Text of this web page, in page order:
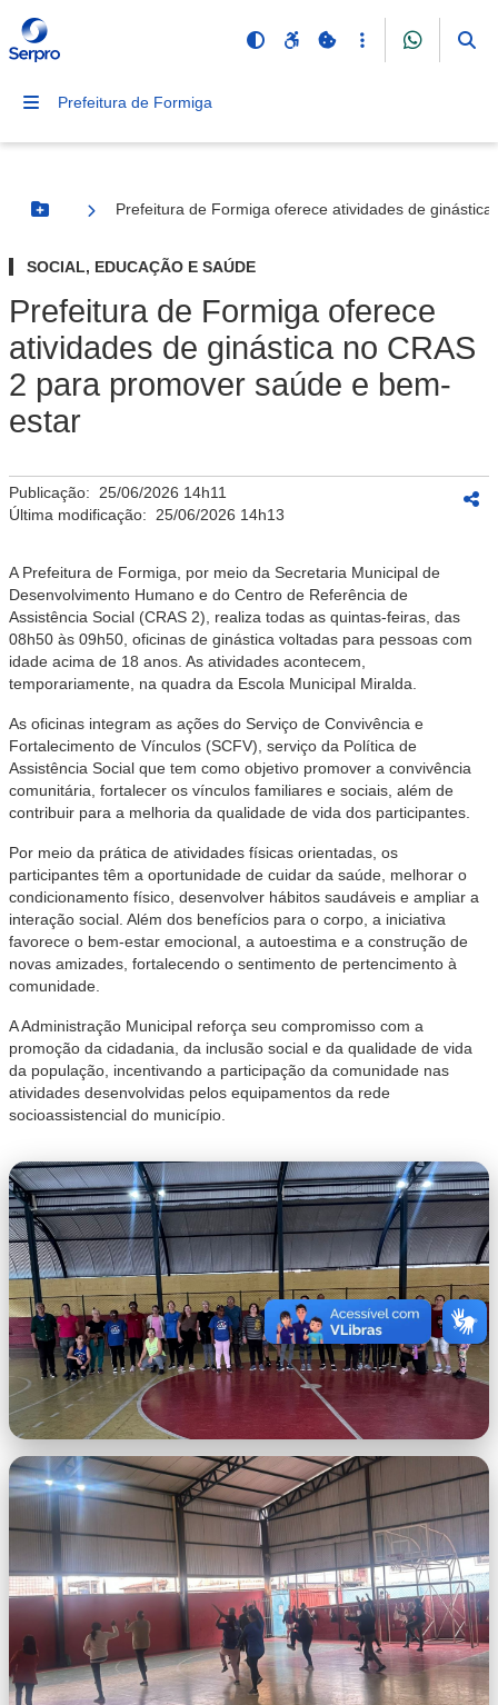
Prefeitura de Formiga
Botão Menu
Prefeitura de Formiga oferece atividades de
SOCIAL, EDUCAÇÃO E SAÚDE
Prefeitura de Formiga oferece
atividades de ginástica no CRAS
2 para promover saúde e bem-
estar
Publicação: 25/06/2026 14h11
Última modificação: 25/06/2026 14h13
A Prefeitura de Formiga, por meio da Secretaria Municipal de
Desenvolvimento Humano e do Centro de Referência de
Assistência Social (CRAS 2), realiza todas as quintas-feiras, das
08h50 às 09h50, oficinas de ginástica voltadas para pessoas com
idade acima de 18 anos. As atividades acontecem,
temporariamente, na quadra da Escola Municipal Miralda.
As oficinas integram as ações do Serviço de Convivência e
Fortalecimento de Vínculos (SCFV), serviço da Política de
Assistência Social que tem como objetivo promover a convivência
comunitária, fortalecer os vínculos familiares e sociais, além de
contribuir para a melhoria da qualidade de vida dos participantes.
Por meio da prática de atividades físicas orientadas, os
participantes têm a oportunidade de cuidar da saúde, melhorar o
condicionamento físico, desenvolver hábitos saudáveis e ampliar a
interação social. Além dos benefícios para o corpo, a iniciativa
favorece o bem-estar emocional, a autoestima e a construção de
novas amizades, fortalecendo o sentimento de pertencimento à
comunidade.
A Administração Municipal reforça seu compromisso com a
promoção da cidadania, da inclusão social e da qualidade de vida
da população, incentivando a participação da comunidade nas
atividades desenvolvidas pelos equipamentos da rede
socioassistencial do município.
WhatsApp Image 2026-06-25 at
10.08.51.jpeg